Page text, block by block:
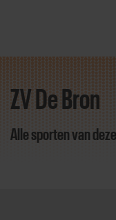
ZV De Bron
Alle sporten van